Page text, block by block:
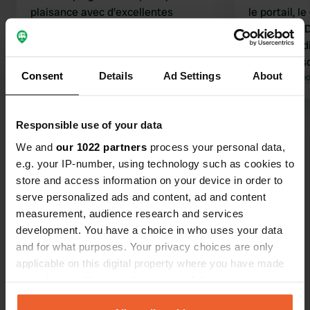
Consent Details Ad Settings About
Responsible use of your data
We and our 1022 partners process your personal data,
e.g. your IP-number, using technology such as cookies to
store and access information on your device in order to
serve personalized ads and content, ad and content
measurement, audience research and services
development. You have a choice in who uses your data
and for what purposes. Your privacy choices are only
applicable on this digital property where you have made
any time from the Cookie Declaration or by clicking on
plaisance avec d'excellentes
deux campeurs. Nous n'avons rien
entendu de l'autoroute. Le centre de
bus.
Traduit par GoogleAfficher l'original
le portail,
encombré.
sales sont
sanitaires
propres et
piétonnier
à proximité
Traduit par
Voir tous les 14 avis
Es-tu déjà venu ici ?
Contact